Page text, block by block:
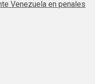
Venezuela en penales